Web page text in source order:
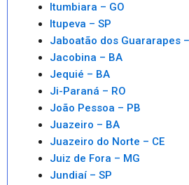
Itumbiara – GO
Itupeva – SP
Jaboatão dos Guararapes
Jacobina – BA
Jequié – BA
Ji-Paraná – RO
João Pessoa – PB
Juazeiro – BA
Juazeiro do Norte – CE
Juiz de Fora – MG
Jundiaí – SP